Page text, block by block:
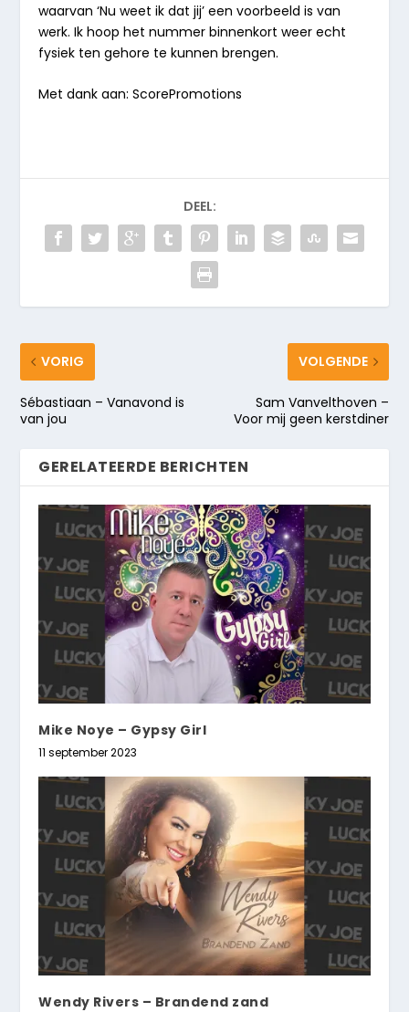
waarvan ‘Nu weet ik dat jij’ een voorbeeld is van
werk. Ik hoop het nummer binnenkort weer echt
fysiek ten gehore te kunnen brengen.
Met dank aan: ScorePromotions
DEEL:
VORIG
Sébastiaan – Vanavond is
van jou
VOLGENDE
Sam Vanvelthoven –
Voor mij geen kerstdiner
GERELATEERDE BERICHTEN
Mike Noye – Gypsy Girl
11 september 2023
Wendy Rivers – Brandend zand